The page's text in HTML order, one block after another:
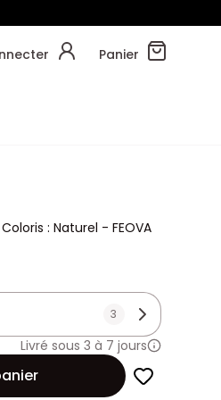
Panier
: Naturel - FEOVA
3
Livré sous 3 à 7 jours